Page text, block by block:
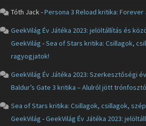
Tóth Jack-Persona 3 Reload kritika: Forever
GeekVilág Év Játéka 2023: jelöltállítás és
GeekVilág -Sea of Stars kritika: Csillagok,
ragyogjatok!
GeekVilág Év Játéka 2023: Szerkesztőségi
Baldur’s Gate 3 kritika – Alulról jött trónfosztó
Sea of Stars kritika: Csillagok, csillagok,
GeekVilág -GeekVilág Év Játéka 2023: